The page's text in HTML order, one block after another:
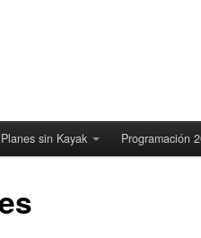
Planes sin Kayak Programación